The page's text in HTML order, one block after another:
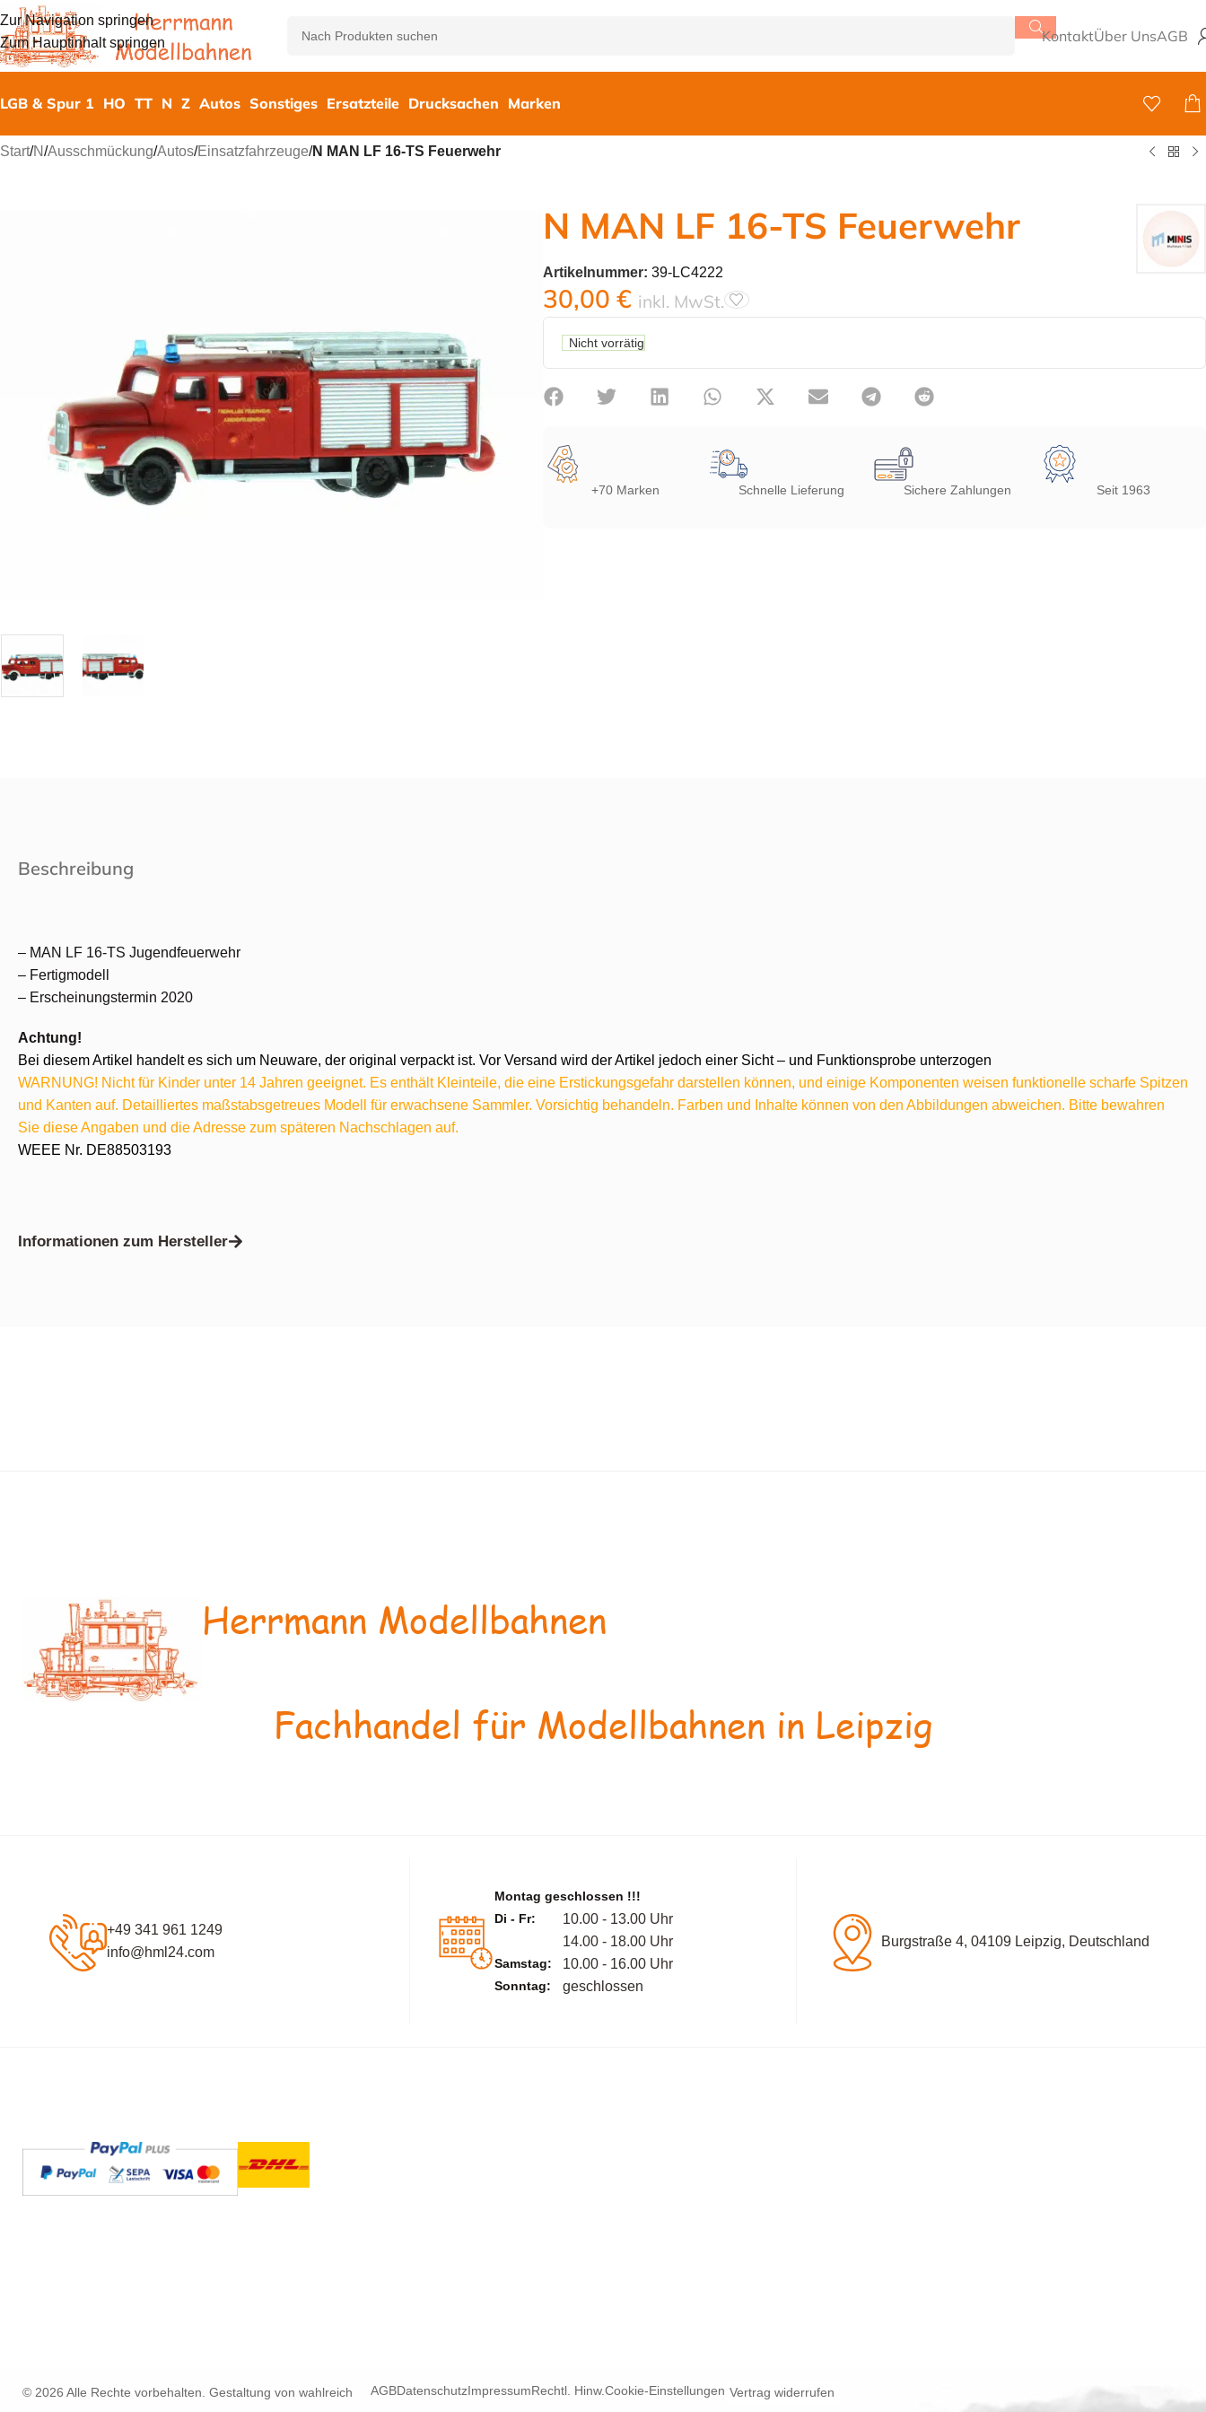
Zur Navigation springen
Zum Hauptinhalt springen
KontaktÜber UnsAGB
LGB & Spur 1 HO TT N Z Autos Sonstiges Ersatzteile Drucksachen Marken
Start/N/Ausschmückung/Autos/Einsatzfahrzeuge/N MAN LF 16-TS Feuerwehr
N MAN LF 16-TS Feuerwehr
Artikelnummer: 39-LC4222
30,00 € inkl. MwSt.
Nicht vorrätig
+70 Marken Schnelle Lieferung Sichere Zahlungen Seit 1963
Beschreibung
– MAN LF 16-TS Jugendfeuerwehr
– Fertigmodell
– Erscheinungstermin 2020
Achtung!
Bei diesem Artikel handelt es sich um Neuware, der original verpackt ist. Vor Versand wird der Artikel jedoch einer Sicht – und Funktionsprobe unterzogen
WARNUNG! Nicht für Kinder unter 14 Jahren geeignet. Es enthält Kleinteile, die eine Erstickungsgefahr darstellen können, und einige Komponenten weisen funktionelle scharfe Spitzen
und Kanten auf. Detailliertes maßstabsgetreues Modell für erwachsene Sammler. Vorsichtig behandeln. Farben und Inhalte können von den Abbildungen abweichen. Bitte bewahren
Sie diese Angaben und die Adresse zum späteren Nachschlagen auf.
WEEE Nr. DE88503193
Informationen zum Hersteller
Herrmann Modellbahnen
Fachhandel für Modellbahnen in Leipzig
+49 341 961 1249
info@hml24.com
Montag geschlossen !!!
Di - Fr:
10.00 - 13.00 Uhr
14.00 - 18.00 Uhr
Samstag: 10.00 - 16.00 Uhr
Sonntag: geschlossen
Burgstraße 4, 04109 Leipzig, Deutschland
© 2026 Alle Rechte vorbehalten. Gestaltung von wahlreich AGBDatenschutzImpressumRechtl. Hinw.Cookie-Einstellungen Vertrag widerrufen